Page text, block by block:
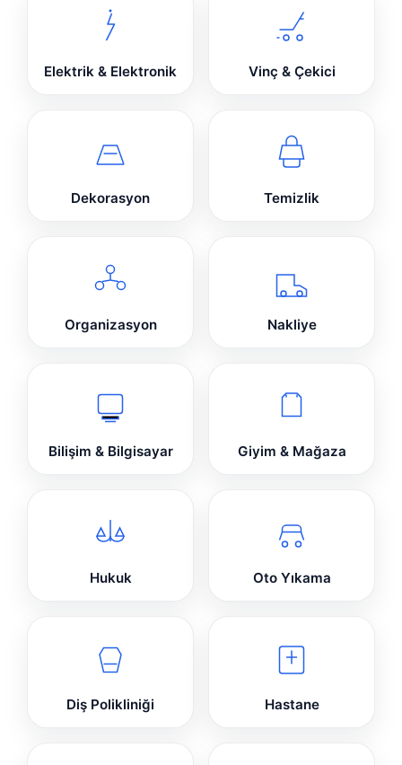
Elektrik & Elektronik Vinç & Çekici
Dekorasyon Temizlik
Organizasyon Nakliye
Bilişim & Bilgisayar Giyim & Mağaza
Hukuk Oto Yıkama
Diş Polikliniği Hastane